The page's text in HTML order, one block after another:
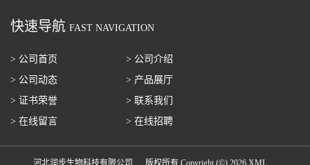
快速导航 FAST NAVIGATION
> 公司首页
> 公司介绍
> 公司动态
> 产品展厅
> 证书荣誉
> 联系我们
> 在线留言
> 在线招聘
河北润步生物科技有限公司 版权所有 Copyright (©) 2026 XML